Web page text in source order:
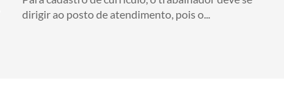
dirigir ao posto de atendimento, pois o...